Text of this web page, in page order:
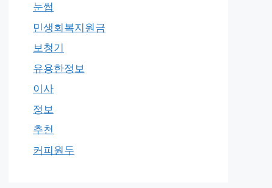
눈썹
민생회복지원금
보청기
유용한정보
이사
정보
추천
커피원두